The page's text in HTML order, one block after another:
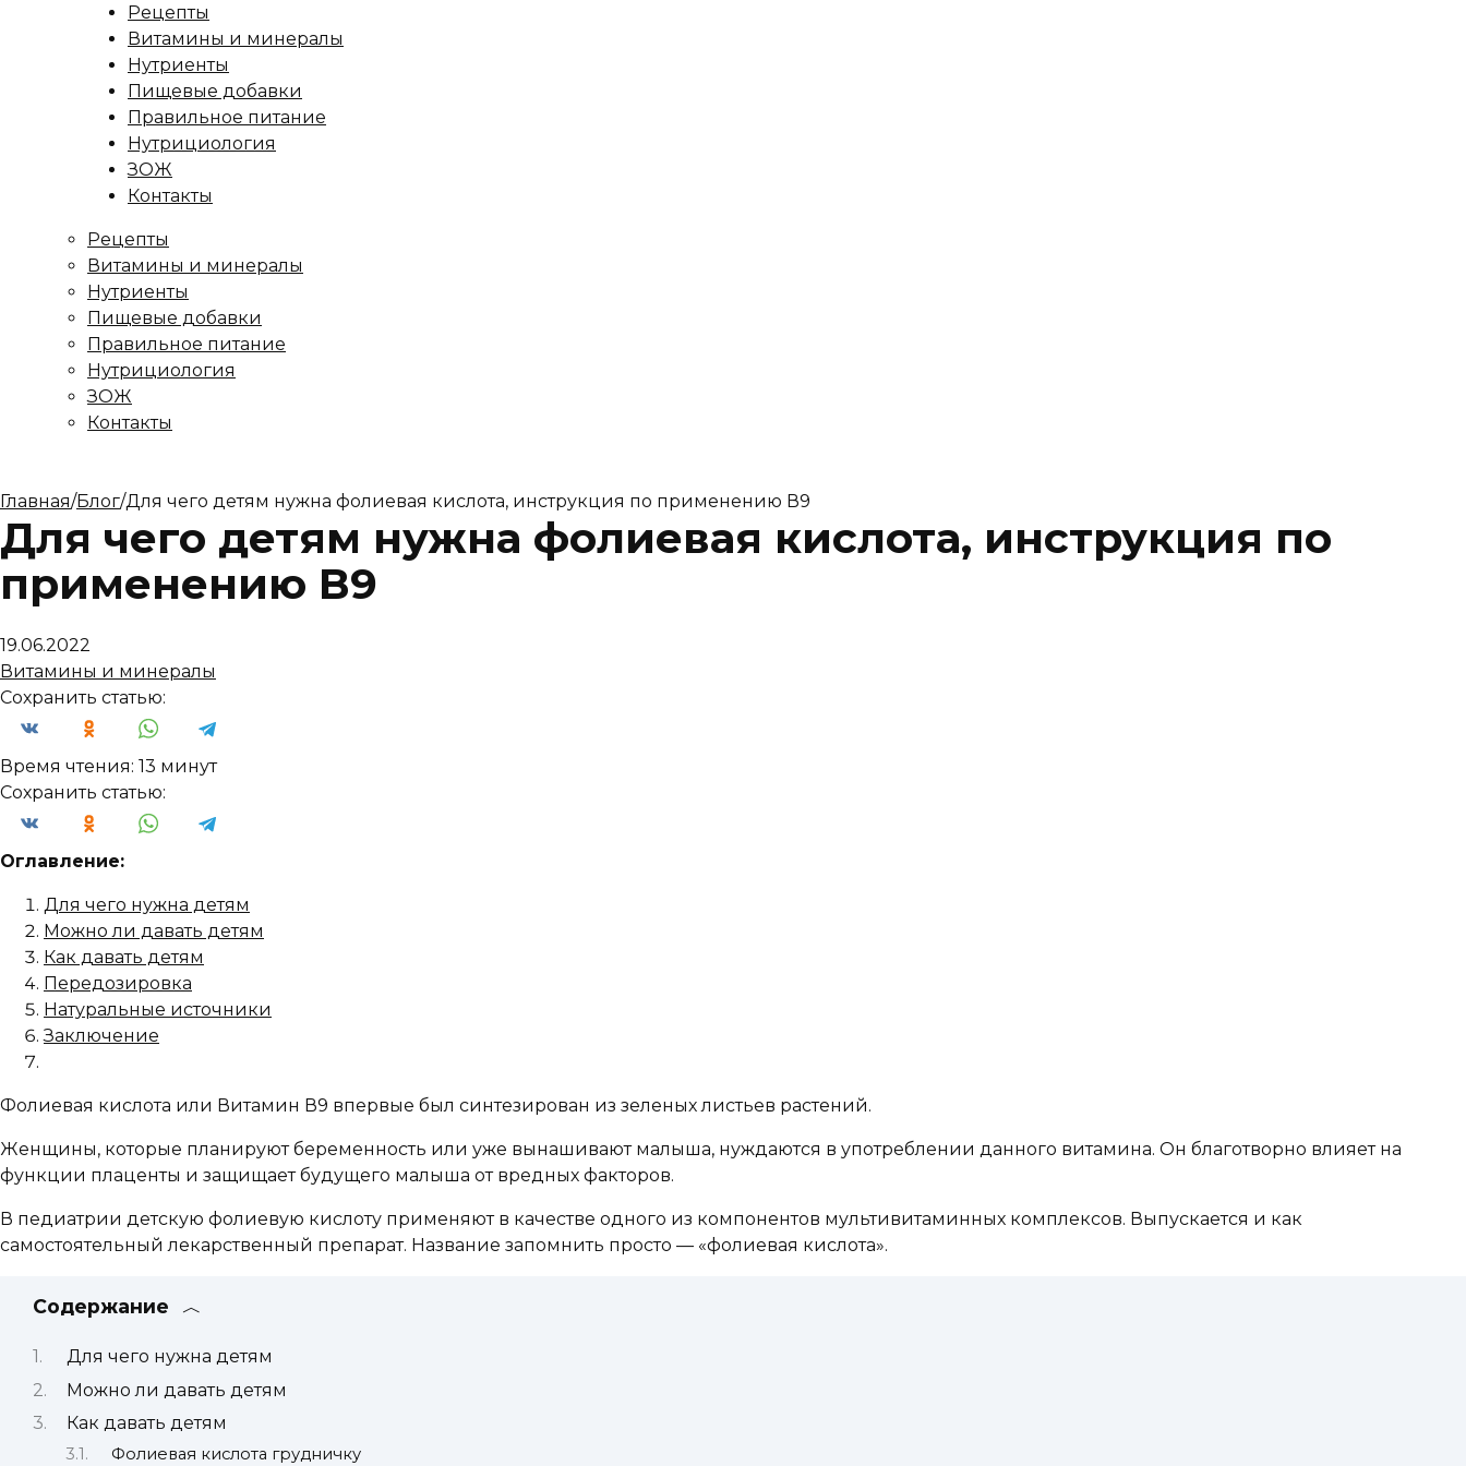
Рецепты
Витамины и минералы
Нутриенты
Пищевые добавки
Правильное питание
Нутрициология
ЗОЖ
Контакты
Рецепты
Витамины и минералы
Нутриенты
Пищевые добавки
Правильное питание
Нутрициология
ЗОЖ
Контакты
Главная/Блог/Для чего детям нужна фолиевая кислота, инструкция по применению В9
Для чего детям нужна фолиевая кислота, инструкция по
применению В9
19.06.2022
Витамины и минералы
Сохранить статью:
Время чтения: 13 минут
Сохранить статью:
Оглавление:
Для чего нужна детям
Можно ли давать детям
Как давать детям
Передозировка
Натуральные источники
Заключение
Фолиевая кислота или Витамин В9 впервые был синтезирован из зеленых листьев растений.
Женщины, которые планируют беременность или уже вынашивают малыша, нуждаются в употреблении данного витамина. Он благотворно влияет на
функции плаценты и защищает будущего малыша от вредных факторов.
В педиатрии детскую фолиевую кислоту применяют в качестве одного из компонентов мультивитаминных комплексов. Выпускается и как
самостоятельный лекарственный препарат. Название запомнить просто — «фолиевая кислота».
Содержание
Для чего нужна детям
Можно ли давать детям
Как давать детям
Фолиевая кислота грудничку